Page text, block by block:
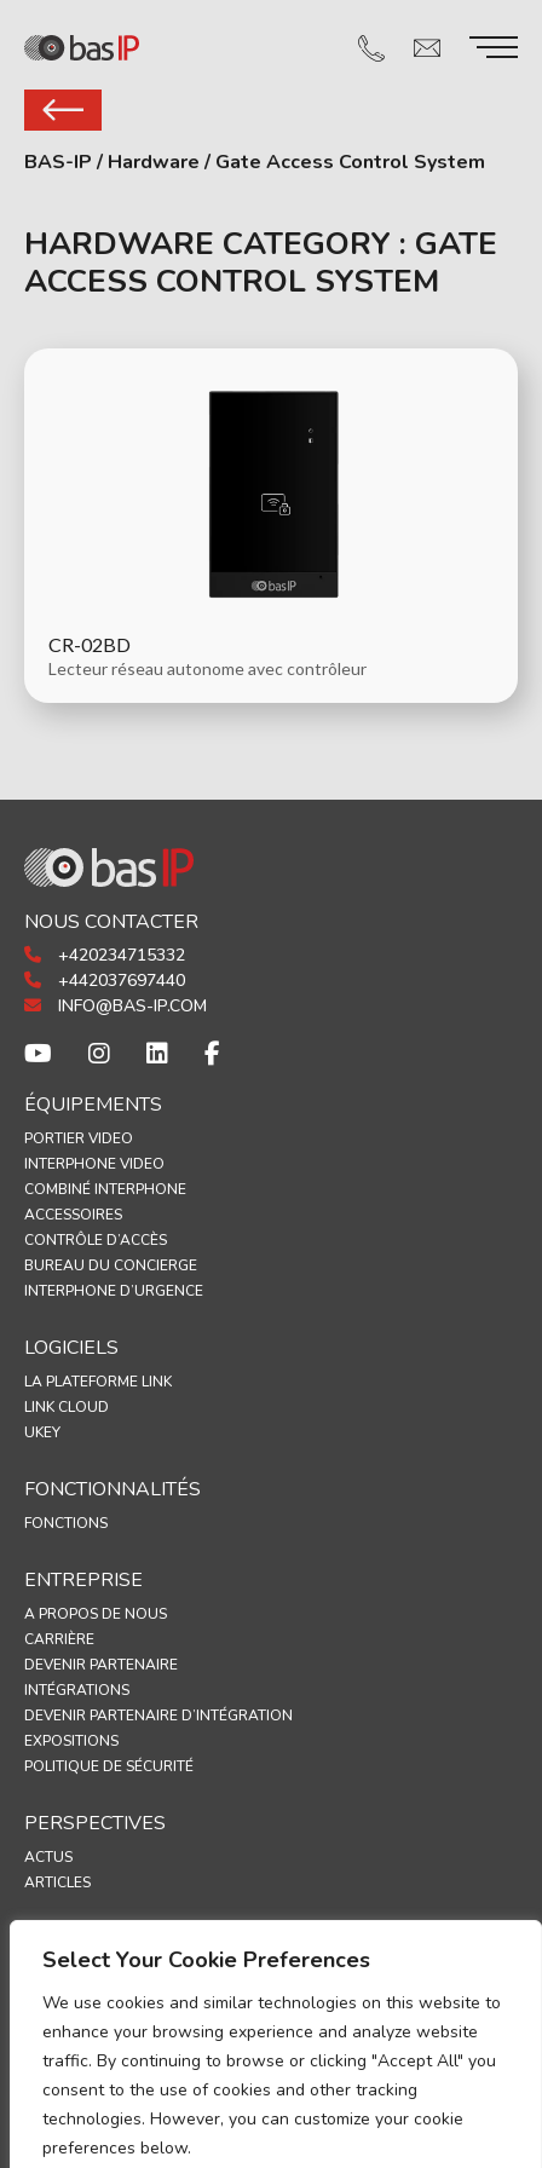
Select Your Cookie Preferences
We use cookies and similar technologies on this website to
enhance your browsing experience and analyze website
traffic. By continuing to browse or clicking "Accept All" you
consent to the use of cookies and other tracking
technologies. However, you can customize your cookie
preferences below.
BAS-IP / Hardware / Gate Access Control System
HARDWARE CATEGORY : GATE
ACCESS CONTROL SYSTEM
CR-02BD
Lecteur réseau autonome avec contrôleur
NOUS CONTACTER
+420234715332
+442037697440
INFO@BAS-IP.COM
ÉQUIPEMENTS
PORTIER VIDEO
INTERPHONE VIDEO
COMBINÉ INTERPHONE
ACCESSOIRES
CONTRÔLE D’ACCÈS
BUREAU DU CONCIERGE
INTERPHONE D’URGENCE
LOGICIELS
LA PLATEFORME LINK
LINK CLOUD
UKEY
FONCTIONNALITÉS
FONCTIONS
ENTREPRISE
A PROPOS DE NOUS
CARRIÈRE
DEVENIR PARTENAIRE
INTÉGRATIONS
DEVENIR PARTENAIRE D’INTÉGRATION
EXPOSITIONS
POLITIQUE DE SÉCURITÉ
PERSPECTIVES
ACTUS
ARTICLES
PORTAIL TECHNIQUE
POLITIQUES
POLITIQUE DE CONFIDENTIALITÉ
POLITIQUE RELATIVE AUX COOKIES
POLITIQUE DE PROTECTION DES DONNÉES